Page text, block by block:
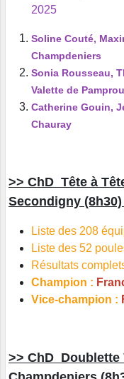
2025
Soline Couté,
Champdeniers
Sonia Rousseau,
Valette de
Catherine Gouin,
Chauray
>> ChD Tête à
Secondigny (8h30)
Liste des 208
Liste des 52
Résultats
Champion :
Vice-champion :
>> ChD Doublette